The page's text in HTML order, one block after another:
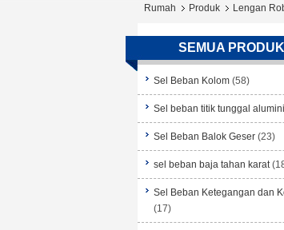
Rumah Produk Lengan
SEMUA PRODUK
Sel Beban Kolom (58)
Sel beban titik tunggal
Sel Beban Balok Geser (23)
sel beban baja tahan karat
Sel Beban Ketegangan dan
(17)